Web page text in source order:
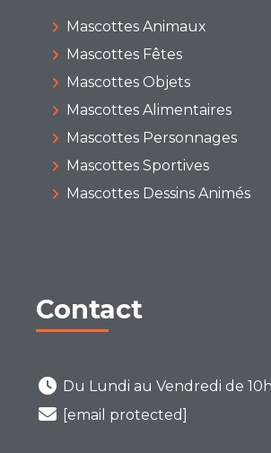
Mascottes Animaux
Mascottes Fêtes
Mascottes Objets
Mascottes Alimentaires
Mascottes Personnages
Mascottes Sportives
Mascottes Dessins Animés
Contact
Du Lundi au Vendredi de
[email protected]